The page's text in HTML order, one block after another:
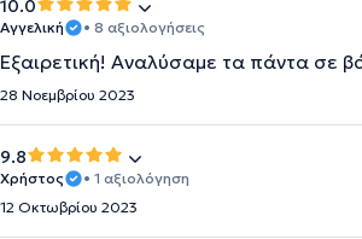
10.0
Αγγελική • 8 αξιολογήσεις
Εξαιρετική! Αναλύσαμε τα πάντα σε
28 Νοεμβρίου 2023
9.8
Χρήστος
• 1 αξιολόγηση
12 Οκτωβρίου 2023